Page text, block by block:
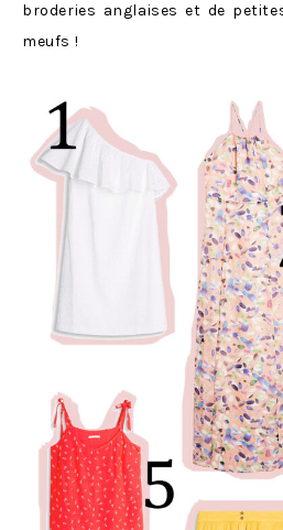
broderies anglaises et de
meufs !